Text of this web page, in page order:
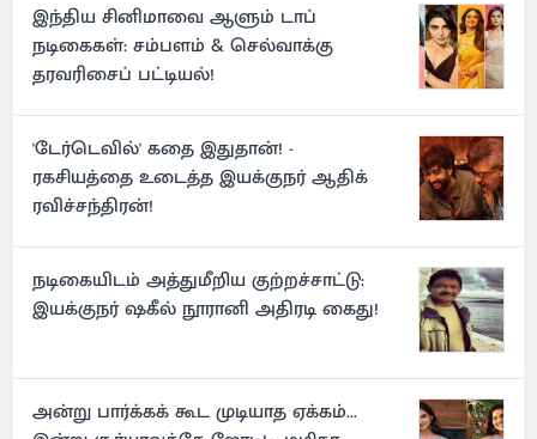
இந்திய சினிமாவை ஆளும் டாப்
நடிகைகள்: சம்பளம் & செல்வாக்கு
தரவரிசைப் பட்டியல்!
'டேர்டெவில்' கதை இதுதான்! -
ரகசியத்தை உடைத்த இயக்குநர் ஆதிக்
ரவிச்சந்திரன்!
நடிகையிடம் அத்துமீறிய குற்றச்சாட்டு:
இயக்குநர் ஷகீல் நூரானி அதிரடி கைது!
அன்று பார்க்கக் கூட முடியாத ஏக்கம்...